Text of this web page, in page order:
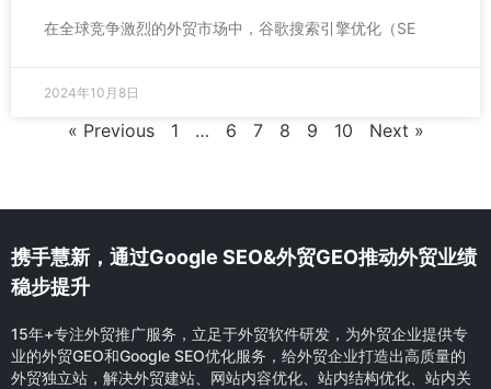
在全球竞争激烈的外贸市场中，谷歌搜索引擎优化（SE
2024年10月8日
« Previous 1 … 6 7 8 9 10 Next »
携手慧新，通过Google SEO&外贸GEO推动外贸业绩
稳步提升
15年+专注外贸推广服务，立足于外贸软件研发，为外贸企业提供专
业的外贸GEO和Google SEO优化服务，给外贸企业打造出高质量的
外贸独立站，解决外贸建站、网站内容优化、站内结构优化、站内关